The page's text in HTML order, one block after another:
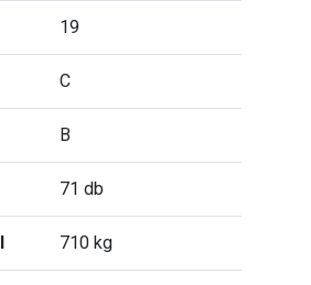
19
C
B
71 db
710 kg